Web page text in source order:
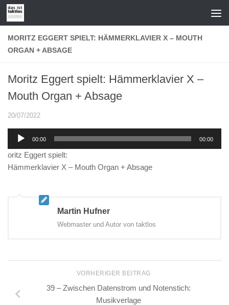
Zum Inhalt springen
MORITZ EGGERT SPIELT: HÄMMERKLAVIER X – MOUTH
ORGAN + ABSAGE
Moritz Eggert spielt: Hämmerklavier X –
Mouth Organ + Absage
20/07/2022
Audio-
00:00 00:00
oritz Eggert spielt:
Hämmerklavier X – Mouth Organ + Absage
Martin Hufner
Webmaster und Autor von taktlos
VORHERIGER BEITRAG
39 – Zwischen Datenstrom und Notenstich:
Musikverlage